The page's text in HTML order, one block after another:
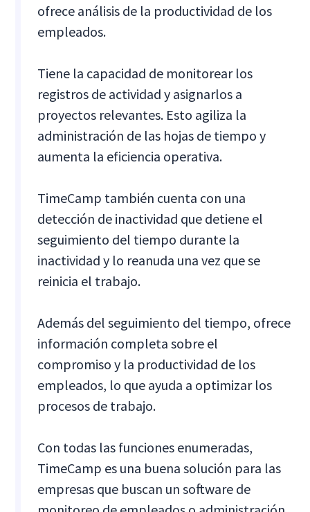
ofrece análisis de la productividad de los
empleados.
Tiene la capacidad de monitorear los
registros de actividad y asignarlos a
proyectos relevantes. Esto agiliza la
administración de las hojas de tiempo y
aumenta la eficiencia operativa.
TimeCamp también cuenta con una
detección de inactividad que detiene el
seguimiento del tiempo durante la
inactividad y lo reanuda una vez que se
reinicia el trabajo.
Además del seguimiento del tiempo, ofrece
información completa sobre el
compromiso y la productividad de los
empleados, lo que ayuda a optimizar los
procesos de trabajo.
Con todas las funciones enumeradas,
TimeCamp es una buena solución para las
empresas que buscan un software de